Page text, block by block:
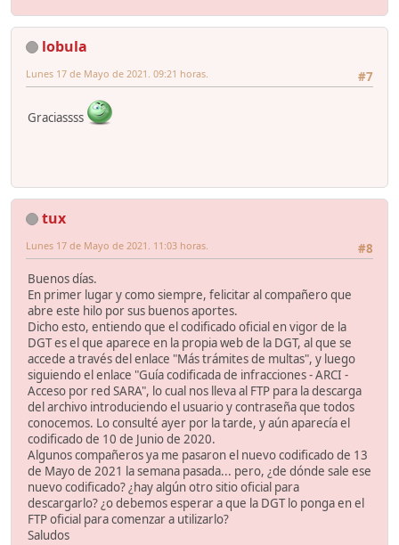
lobula
#7
Lunes 17 de Mayo de 2021. 09:21 horas.
Graciassss
tux
#8
Lunes 17 de Mayo de 2021. 11:03 horas.
Buenos días.
En primer lugar y como siempre, felicitar al compañero que
abre este hilo por sus buenos aportes.
Dicho esto, entiendo que el codificado oficial en vigor de la
DGT es el que aparece en la propia web de la DGT, al que se
accede a través del enlace "Más trámites de multas", y luego
siguiendo el enlace "Guía codificada de infracciones - ARCI -
Acceso por red SARA", lo cual nos lleva al FTP para la descarga
del archivo introduciendo el usuario y contraseña que todos
conocemos. Lo consulté ayer por la tarde, y aún aparecía el
codificado de 10 de Junio de 2020.
Algunos compañeros ya me pasaron el nuevo codificado de 13
de Mayo de 2021 la semana pasada... pero, ¿de dónde sale ese
nuevo codificado? ¿hay algún otro sitio oficial para
descargarlo? ¿o debemos esperar a que la DGT lo ponga en el
FTP oficial para comenzar a utilizarlo?
Saludos